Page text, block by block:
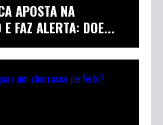
APOSTA NA
E FAZ ALERTA: DOE...